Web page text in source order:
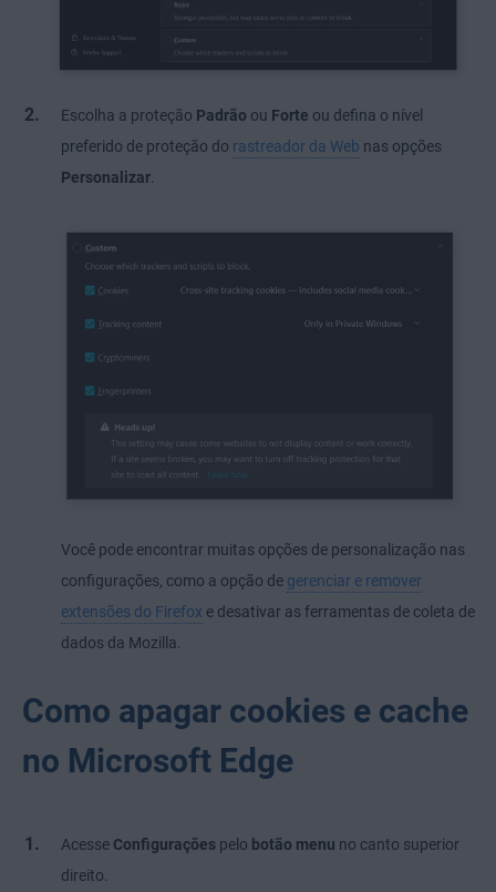
Escolha a proteção Padrão ou Forte ou defina o nível
preferido de proteção do rastreador da Web nas opções
Personalizar.
Você pode encontrar muitas opções de personalização nas
configurações, como a opção de gerenciar e remover
extensões do Firefox e desativar as ferramentas de coleta de
dados da Mozilla.
Como apagar cookies e cache
no Microsoft Edge
Acesse Configurações pelo botão menu no canto superior
direito.